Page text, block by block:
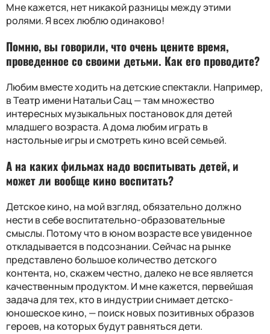
Мне кажется, нет никакой разницы между этими
ролями. Я всех люблю одинаково!
Помню, вы говорили, что очень цените время,
проведенное со своими детьми. Как его проводите?
Любим вместе ходить на детские спектакли. Например,
в Театр имени Натальи Сац — там множество
интересных музыкальных постановок для детей
младшего возраста. А дома любим играть в
настольные игры и смотреть кино всей семьей.
А на каких фильмах надо воспитывать детей, и
может ли вообще кино воспитать?
Детское кино, на мой взгляд, обязательно должно
нести в себе воспитательно-образовательные
смыслы. Потому что в юном возрасте все увиденное
откладывается в подсознании. Сейчас на рынке
представлено большое количество детского
контента, но, скажем честно, далеко не все является
качественным продуктом. И мне кажется, первейшая
задача для тех, кто в индустрии снимает детско-
юношеское кино, — поиск новых позитивных образов
героев, на которых будут равняться дети.